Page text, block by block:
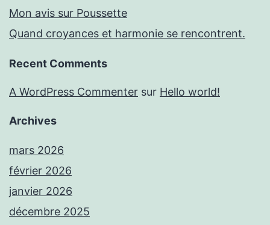
Mon avis sur Poussette
Quand croyances et harmonie se rencontrent.
Recent Comments
A WordPress Commenter sur Hello world!
Archives
mars 2026
février 2026
janvier 2026
décembre 2025